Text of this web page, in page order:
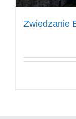
Zwiedzanie